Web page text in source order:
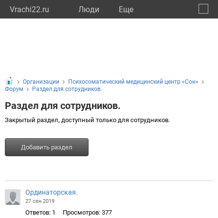
Vrachi22.ru Люди Eще
Организации
Психосоматический медицинский центр «Сон»
Форум
Раздел для сотрудников.
Раздел для сотрудников.
Закрытый раздел, доступный только для сотрудников.
Добавить раздел
Ординаторская.
27 сен 2019
Ответов: 1 Просмотров: 377